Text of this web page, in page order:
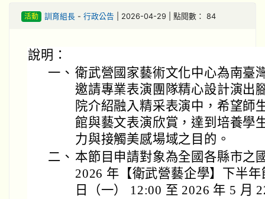
活動 訓育組長- 行政公告 | 2026-04-29 | 點閱數： 84
說明：
一、 衛武營國家藝術文化中心為南臺
邀請專業表演團隊精心設計演出
院介紹融入精采表演中，希望師
館與藝文表演欣賞，達到培養學
力與接觸美感場域之目的。
二、 本節目申請對象為全國各縣市之
2026 年【衛武營藝企學】下半
日（一） 12:00 至 2026 年 5 月